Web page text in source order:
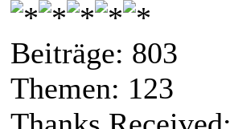
Beiträge: 803
Themen: 123